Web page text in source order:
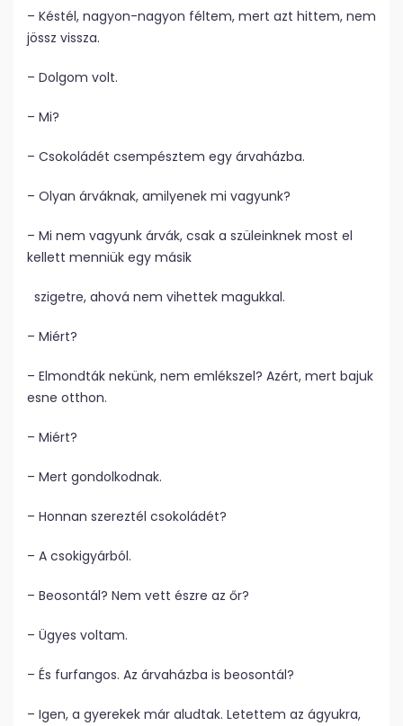
– Késtél, nagyon-nagyon féltem, mert azt hittem, nem
jössz vissza.
– Dolgom volt.
– Mi?
– Csokoládét csempésztem egy árvaházba.
– Olyan árváknak, amilyenek mi vagyunk?
– Mi nem vagyunk árvák, csak a szüleinknek most el
kellett menniük egy másik
szigetre, ahová nem vihettek magukkal.
– Miért?
– Elmondták nekünk, nem emlékszel? Azért, mert bajuk
esne otthon.
– Miért?
– Mert gondolkodnak.
– Honnan szereztél csokoládét?
– A csokigyárból.
– Beosontál? Nem vett észre az őr?
– Ügyes voltam.
– És furfangos. Az árvaházba is beosontál?
– Igen, a gyerekek már aludtak. Letettem az ágyukra,